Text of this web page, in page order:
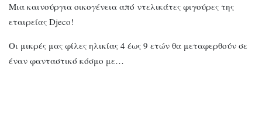
Μια καινούργια οικογένεια από ντελικάτες φιγούρες της
εταιρείας Djeco!
Οι μικρές μας φίλες ηλικίας 4 έως 9 ετών θα μεταφερθούν σε
έναν φανταστικό κόσμο με…